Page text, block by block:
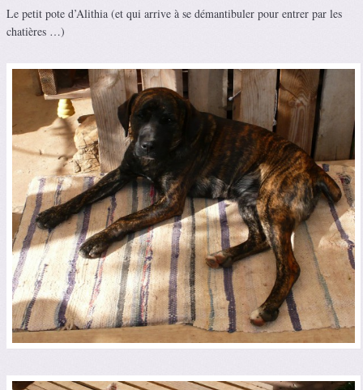
Le petit pote d’Alithia (et qui arrive à se démantibuler pour entrer par les
chatières …)